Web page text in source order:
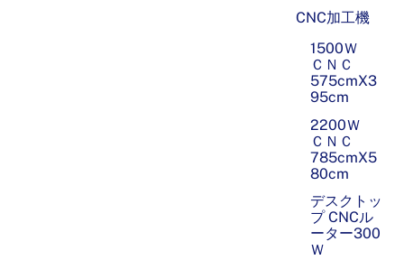
CNC加工機
1500Ｗ
ＣＮＣ
575cmX3
95cm
2200Ｗ
ＣＮＣ
785cmX5
80cm
デスクトッ
プ CNCル
ーター300
Ｗ